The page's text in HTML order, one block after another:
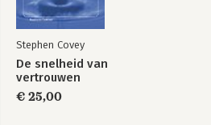
Stephen Covey
De snelheid van
vertrouwen
€ 25,00